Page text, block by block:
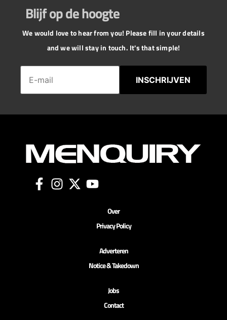
Blijf op de hoogte
We would love to hear from you! Please fill in your details
and we will stay in touch. It's that simple!
INSCHRIJVEN
Over
Privacy Policy
Adverteren
Notice & Takedown
Jobs
Contact